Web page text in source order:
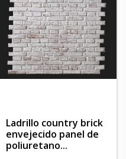
Ladrillo country brick
envejecido panel de
poliuretano...